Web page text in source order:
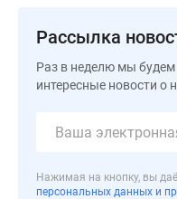
Рассылка
Раз в неделю мы
интересные новости о
Нажимая на кнопку, вы
персональных данных и